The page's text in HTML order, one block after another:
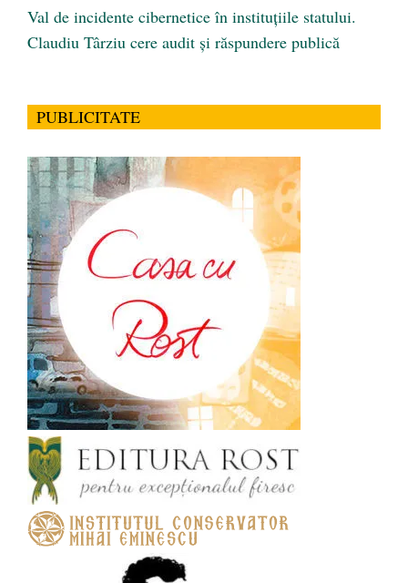
Val de incidente cibernetice în instituțiile statului.
Claudiu Târziu cere audit și răspundere publică
PUBLICITATE